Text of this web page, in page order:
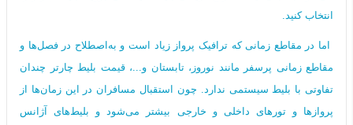
انتخاب کنید.
اما در مقاطع زمانی که ترافیک پرواز زیاد است و به‌اصطلاح در فصل‌ها و
مقاطع زمانی پرسفر مانند نوروز، تابستان و...، قیمت بلیط چارتر چندان
تفاوتی با بلیط سیستمی ندارد. چون استقبال مسافران در این زمان‌ها از
پروازها و تورهای داخلی و خارجی بیشتر می‌شود و بلیط‌های آژانس